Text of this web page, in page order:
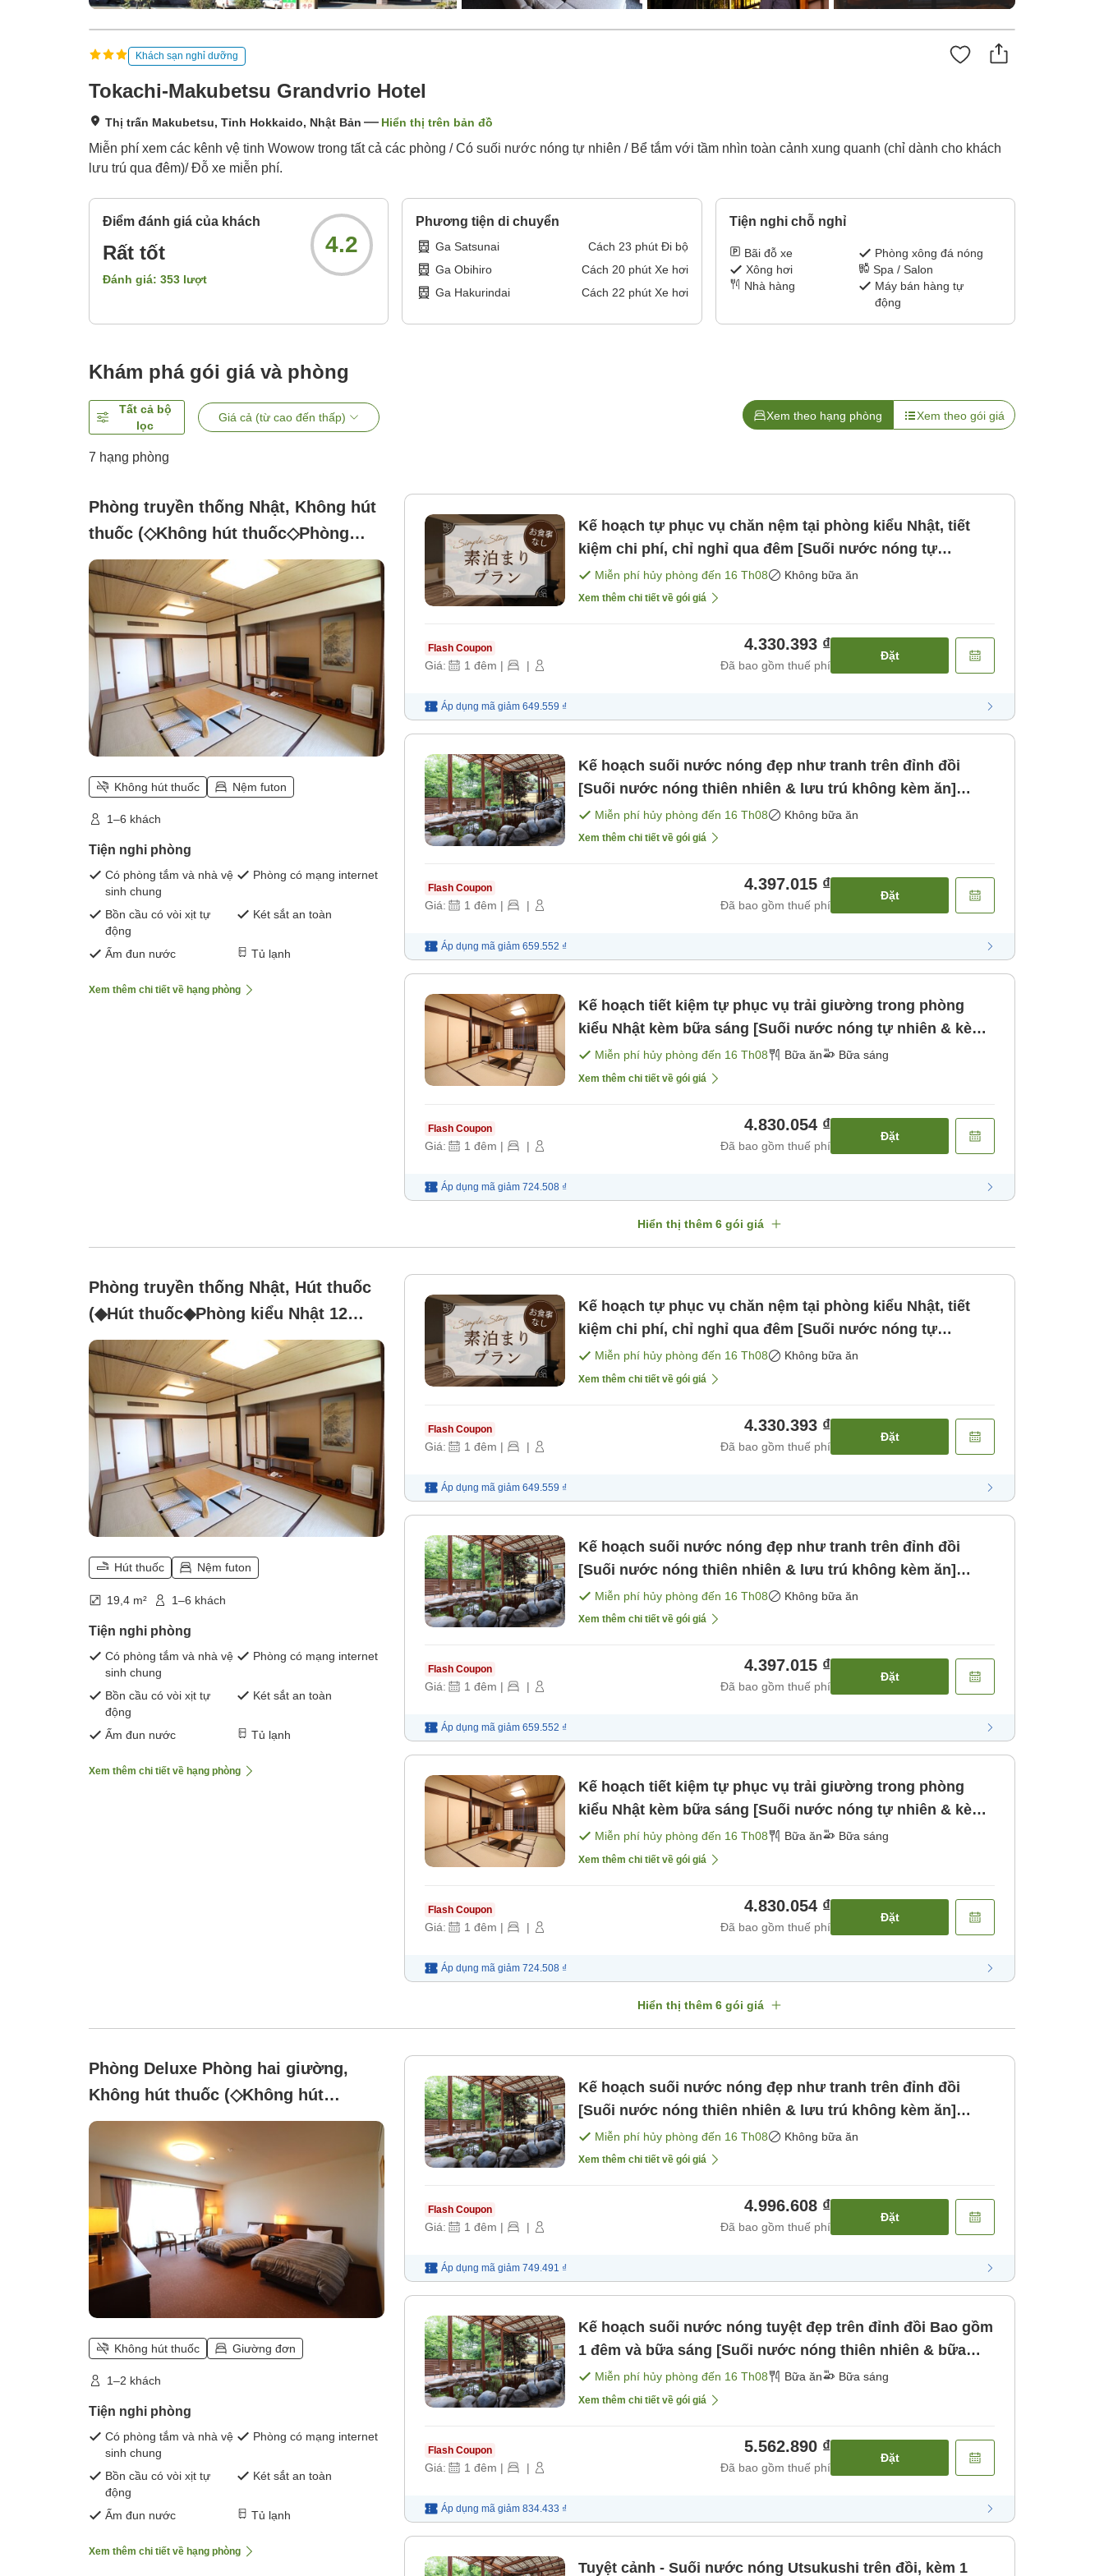
Khách sạn nghỉ dưỡng
Tokachi-Makubetsu Grandvrio Hotel
Thị trấn Makubetsu, Tỉnh Hokkaido, Nhật Bản Hiển thị trên bản đồ
Miễn phí xem các kênh vệ tinh Wowow trong tất cả các phòng / Có suối nước nóng tự nhiên / Bể tắm với tầm nhìn toàn cảnh xung quanh (chỉ dành cho khách
lưu trú qua đêm)/ Đỗ xe miễn phí.
Điểm đánh giá của khách
Rất tốt
Đánh giá: 353 lượt
4.2
Phương tiện di chuyển
Ga Satsunai Cách 23 phút Đi bộ
Ga Obihiro
Cách 20phút Xe hơi
Ga Hakurindai
Cách 22 phút Xe hơi
Tiện nghi chỗ nghỉ
Bãi đỗ xe
Phòng xông đá nóng
Xông hơi
Spa / Salon
Nhà hàng
Máy bán hàng tự
động
Khám phá gói giá và phòng
Tất cả bộ
lọc
Giá cả (từ cao đến thấp) Xem theo hạng phòng Xem theo gói giá
7 hạng phòng
Phòng truyền thống Nhật, Không hút
thuốc (◇Không hút thuốc◇Phòng
kiểu Nhật 12 chiếu【Tòa chính】)
Không hút thuốc Nệm futon
1–6 khách
Tiện nghi phòng
Có phòng tắm và nhà vệ
sinh chung
Phòng có mạng internet
Bồn cầu có vòi xịt tự
động
Két sắt an toàn
Ấm đun nước Tủ lạnh
Xem thêm chi tiết về hạng phòng
Kế hoạch tự phục vụ chăn nệm tại phòng kiểu Nhật, tiết
kiệm chi phí, chỉ nghỉ qua đêm [Suối nước nóng tự
nhiên・Chỉ nghỉ qua đêm] [Không bao gồm bữa ăn]
Miễn phí hủy phòng đến 16 Th08 Không bữa ăn
Xem thêm chi tiết về gói giá
Flash Coupon
Giá: 1 đêm | |
4.330.393 ₫
Đã bao gồm thuế phí
Đặt
Áp dụng mã giảm 649.559 ₫
Kế hoạch suối nước nóng đẹp như tranh trên đỉnh đồi
[Suối nước nóng thiên nhiên & lưu trú không kèm ăn]
[Không bao gồm bữa ăn]
Miễn phí hủy phòng đến 16 Th08 Không bữa ăn
Xem thêm chi tiết về gói giá
Flash Coupon
Giá: 1 đêm | |
4.397.015 ₫
Đã bao gồm thuế phí
Đặt
Áp dụng mã giảm 659.552 ₫
Kế hoạch tiết kiệm tự phục vụ trải giường trong phòng
kiểu Nhật kèm bữa sáng [Suối nước nóng tự nhiên & kèm
bữa sáng] [Bữa sáng]
Miễn phí hủy phòng đến 16 Th08 Bữa ăn Bữa sáng
Xem thêm chi tiết về gói giá
Flash Coupon
Giá: 1 đêm | |
4.830.054 ₫
Đã bao gồm thuế phí
Đặt
Áp dụng mã giảm 724.508 ₫
Hiển thị thêm 6 gói giá
Phòng truyền thống Nhật, Hút thuốc
(◆Hút thuốc◆Phòng kiểu Nhật 12
chiếu【Tòa chính】)
Hút thuốc Nệm futon
19,4 m² 1–6 khách
Tiện nghi phòng
Có phòng tắm và nhà vệ
sinh chung
Phòng có mạng internet
Bồn cầu có vòi xịt tự
động
Két sắt an toàn
Ấm đun nước Tủ lạnh
Xem thêm chi tiết về hạng phòng
Kế hoạch tự phục vụ chăn nệm tại phòng kiểu Nhật, tiết
kiệm chi phí, chỉ nghỉ qua đêm [Suối nước nóng tự
nhiên・Chỉ nghỉ qua đêm] [Không bao gồm bữa ăn]
Miễn phí hủy phòng đến 16 Th08 Không bữa ăn
Xem thêm chi tiết về gói giá
Flash Coupon
Giá: 1 đêm | |
4.330.393 ₫
Đã bao gồm thuế phí
Đặt
Áp dụng mã giảm 649.559 ₫
Kế hoạch suối nước nóng đẹp như tranh trên đỉnh đồi
[Suối nước nóng thiên nhiên & lưu trú không kèm ăn]
[Không bao gồm bữa ăn]
Miễn phí hủy phòng đến 16 Th08 Không bữa ăn
Xem thêm chi tiết về gói giá
Flash Coupon
Giá: 1 đêm | |
4.397.015 ₫
Đã bao gồm thuế phí
Đặt
Áp dụng mã giảm 659.552 ₫
Kế hoạch tiết kiệm tự phục vụ trải giường trong phòng
kiểu Nhật kèm bữa sáng [Suối nước nóng tự nhiên & kèm
bữa sáng] [Bữa sáng]
Miễn phí hủy phòng đến 16 Th08 Bữa ăn Bữa sáng
Xem thêm chi tiết về gói giá
Flash Coupon
Giá: 1 đêm | |
4.830.054 ₫
Đã bao gồm thuế phí
Đặt
Áp dụng mã giảm 724.508 ₫
Hiển thị thêm 6 gói giá
Phòng Deluxe Phòng hai giường,
Không hút thuốc (◇Không hút
thuốc◇Phòng Deluxe Twin【Tòa nhà
chính/Không có cảnh quan】)
Không hút thuốc Giường đơn
1–2 khách
Tiện nghi phòng
Có phòng tắm và nhà vệ
sinh chung
Phòng có mạng internet
Bồn cầu có vòi xịt tự
động
Két sắt an toàn
Ấm đun nước Tủ lạnh
Xem thêm chi tiết về hạng phòng
Kế hoạch suối nước nóng đẹp như tranh trên đỉnh đồi
[Suối nước nóng thiên nhiên & lưu trú không kèm ăn]
[Không bao gồm bữa ăn]
Miễn phí hủy phòng đến 16 Th08 Không bữa ăn
Xem thêm chi tiết về gói giá
Flash Coupon
Giá: 1 đêm | |
4.996.608 ₫
Đã bao gồm thuế phí
Đặt
Áp dụng mã giảm 749.491 ₫
Kế hoạch suối nước nóng tuyệt đẹp trên đỉnh đồi Bao gồm
1 đêm và bữa sáng [Suối nước nóng thiên nhiên & bữa
sáng] [Bữa sáng]
Miễn phí hủy phòng đến 16 Th08 Bữa ăn Bữa sáng
Xem thêm chi tiết về gói giá
Flash Coupon
Giá: 1 đêm | |
5.562.890 ₫
Đã bao gồm thuế phí
Đặt
Áp dụng mã giảm 834.433 ₫
Tuyệt cảnh - Suối nước nóng Utsukushi trên đồi, kèm 1